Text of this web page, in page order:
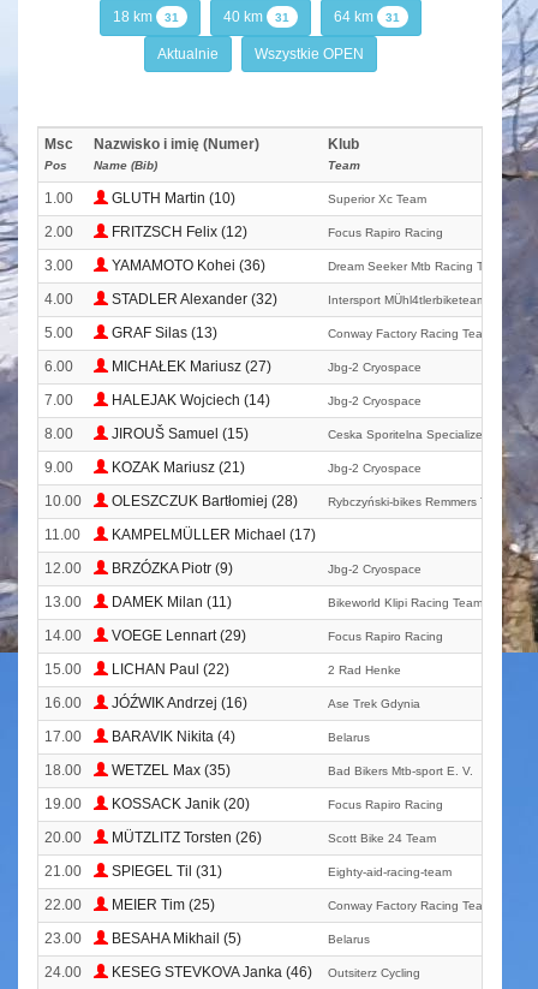
18 km 31 40 km 31 64 km 31
Aktualnie Wszystkie OPEN
Msc
Pos
Nazwisko i imię (Numer)
Name (Bib)
Klub
Team
1.00 GLUTH Martin (10) Superior Xc Team
2.00 FRITZSCH Felix (12) Focus Rapiro Racing
3.00 YAMAMOTO Kohei (36) Dream Seeker Mtb Racing Team
4.00 STADLER Alexander (32) Intersport MÜhl4tlerbiketeam
5.00 GRAF Silas (13) Conway Factory Racing Team With
6.00 MICHAŁEK Mariusz (27) Jbg-2 Cryospace
7.00 HALEJAK Wojciech (14) Jbg-2 Cryospace
8.00 JIROUŠ Samuel (15) Ceska Sporitelna Specialized Junior
9.00 KOZAK Mariusz (21) Jbg-2 Cryospace
10.00 OLESZCZUK Bartłomiej (28) Rybczyński-bikes Remmers Team
11.00
KAMPELMÜLLER Michael (17)
12.00
BRZÓZKA Piotr (9) Jbg-2 Cryospace
13.00 DAMEK Milan (11) Bikeworld Klipi Racing Team
14.00 VOEGE Lennart (29) Focus Rapiro Racing
15.00 LICHAN Paul (22) 2 Rad Henke
16.00 JÓŹWIK Andrzej (16) Ase Trek Gdynia
17.00 BARAVIK Nikita (4) Belarus
18.00 WETZEL Max (35) Bad Bikers Mtb-sport E. V.
19.00 KOSSACK Janik (20) Focus Rapiro Racing
20.00 MÜTZLITZ Torsten (26) Scott Bike 24 Team
21.00 SPIEGEL Til (31) Eighty-aid-racing-team
22.00 MEIER Tim (25) Conway Factory Racing Team By X-
23.00 BESAHA Mikhail (5) Belarus
24.00 KESEG STEVKOVA Janka (46) Outsiterz Cycling